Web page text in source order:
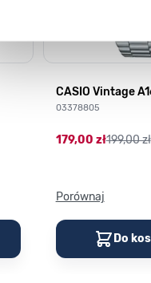
CASIO Vintage
03378805
179,00 zł199,00 zł
Porównaj
Do